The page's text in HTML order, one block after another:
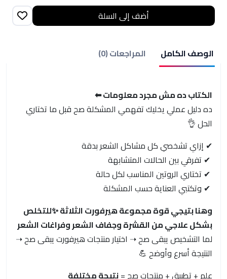
أضف إلى السلة
الوصف الكامل المراجعات (0)
الكتاب ده مش مجرد معلومات ⬅
ده دليل عملي يخليك تفهمي المشكلة صح قبل ما تختاري
الحل 👌
✔ إزاي تشخصي كل مشاكل الشعر بدقة
✔ تفرقي بين الحالات المتشابهة
✔ تختاري الروتين المناسب لكل حالة
✔ وتكتبي العناية حسب المشكلة
وهنا بتيجي قوة مجموعة هيرفورت الثلاثة ✨للتخلص
بشكل علاجي من القشرة وجفاف الشعر وفراغات الشعر
لما التشخيص يبقى صح ➝ اختيار منتجات هيرفورت يبقى صح ➝
النتيجة أسرع وأوضح 💪
علم + تطبيق + منتجات صح =نتيجة مختلفة